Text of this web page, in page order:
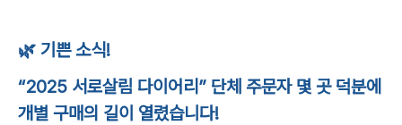
🌿 기쁜 소식!
“2025 서로살림 다이어리” 단체 주문자 몇 곳 덕분에
개별 구매의 길이 열렸습니다!